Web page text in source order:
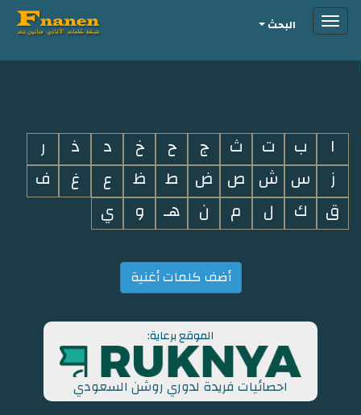
i
Toggleالبحث
ا ب ت ث ج ح خ د ذ
ر
ز
س ش ص ض ط ظ ع غ
ف
ق
ك ل م ن هـ و ي
أضف كلمات أغنية
الموقع برعاية:
احصائيات فريدة لدوري روشن السعودي